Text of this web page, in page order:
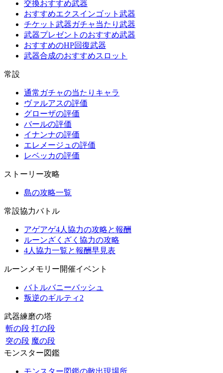
交換おすすめ武器
おすすめエクスインゴット武器
チケット武器ガチャ当たり武器
武器プレゼントのおすすめ武器
おすすめのHP回復武器
武器合成のおすすめスロット
常設
通常ガチャの当たりキャラ
ヴァルアスの評価
グローザの評価
バールの評価
イナンナの評価
エレメージュの評価
レベッカの評価
ストーリー攻略
島の攻略一覧
常設協力バトル
アゲアゲ4人協力の攻略と報酬
ルーンざくざく協力の攻略
4人協力一覧と報酬早見表
ルーンメモリー開催イベント
バトルバニーバッシュ
叛逆のギルティ2
武器練磨の塔
斬の段 打の段
突の段 魔の段
モンスター図鑑
モンスター図鑑の敵出現場所